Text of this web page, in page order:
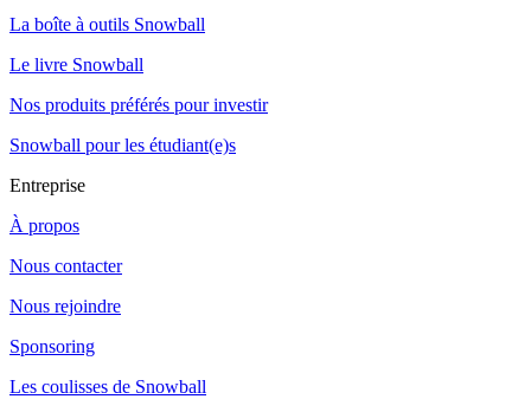
La boîte à outils Snowball
Le livre Snowball
Nos produits préférés pour investir
Snowball pour les étudiant(e)s
Entreprise
À propos
Nous contacter
Nous rejoindre
Sponsoring
Les coulisses de Snowball